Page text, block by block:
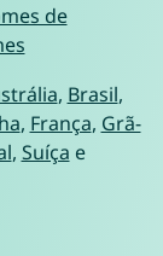
de
, Brasil,
, França, Grã-
, Suíça e